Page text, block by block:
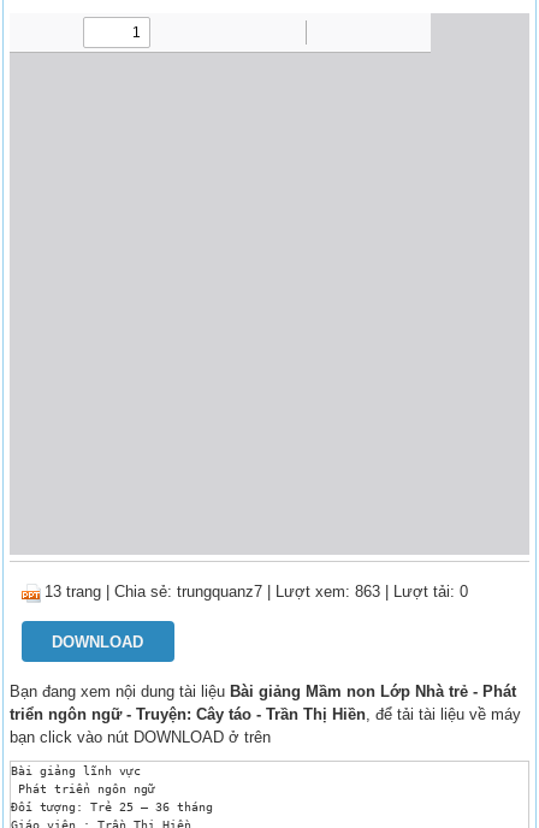
13 trang |Chia sẻ:trungquanz7 | Lượt xem: 863 | Lượt tải: 0
DOWNLOAD
Bạn đang xem nội dung tài liệu Bài giảng Mầm non Lớp Nhà trẻ - Phát
triển ngôn ngữ - Truyện: Cây táo - Trần Thị Hiền, để tải tài liệu về máy
bạn click vào nút DOWNLOAD ở trên
Bài giảng lĩnh vực
Phát triển ngôn ngữ
Đối tượng: Trẻ 25 – 36 tháng